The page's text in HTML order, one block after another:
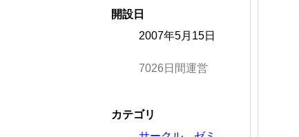
開設日
2007年5月15日
7026日間運営
カテゴリ